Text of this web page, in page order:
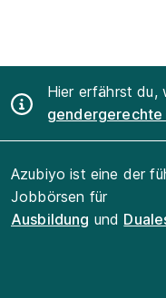
Hier erfährst du,
gendergerechte
Azubiyo ist eine der
Jobbörsen für
Ausbildung und